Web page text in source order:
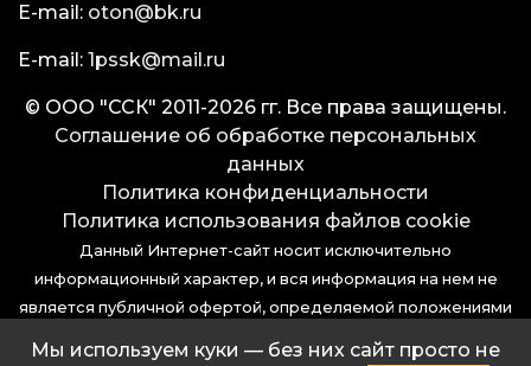
E-mail: oton@bk.ru
E-mail: 1pssk@mail.ru
© ООО "ССК" 2011-2026 гг. Все права защищены.
Соглашение об обработке персональных
данных
Политика конфиденциальности
Политика использования файлов cookie
Данный Интернет-сайт носит исключительно
информационный характер, и вся информация на нем не
является публичной офертой, определяемой положениями
Мы используем куки — без них сайт просто не